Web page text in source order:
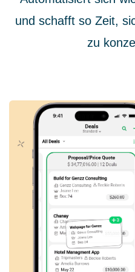
und schafft so Zeit,
zu